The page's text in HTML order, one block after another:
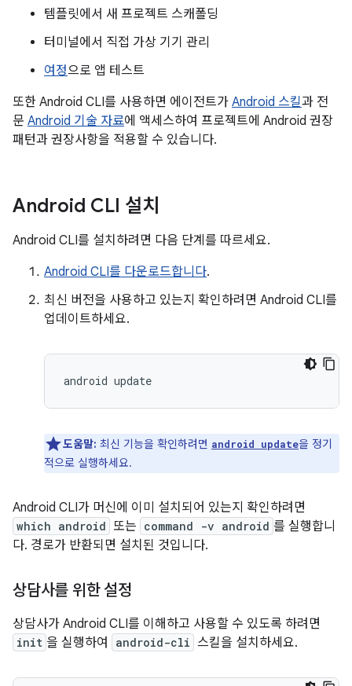
템플릿에서 새 프로젝트 스캐폴딩
터미널에서 직접 가상 기기 관리
여정으로 앱 테스트
또한 Android CLI를 사용하면 에이전트가 Android 스킬과 전
문 Android 기술 자료에 액세스하여 프로젝트에 Android 권장
패턴과 권장사항을 적용할 수 있습니다.
Android CLI 설치
Android CLI를 설치하려면 다음 단계를 따르세요.
Android CLI를 다운로드합니다.
최신 버전을 사용하고 있는지 확인하려면 Android CLI를
업데이트하세요.
android
도움말: 최신 기능을 확인하려면 android update을 정기
적으로 실행하세요.
Android CLI가 머신에 이미 설치되어 있는지 확인하려면
which android 또는 command -v android 를 실행합니
다. 경로가 반환되면 설치된 것입니다.
상담사를 위한 설정
상담사가 Android CLI를 이해하고 사용할 수 있도록 하려면
init 을 실행하여 android-cli 스킬을 설치하세요.